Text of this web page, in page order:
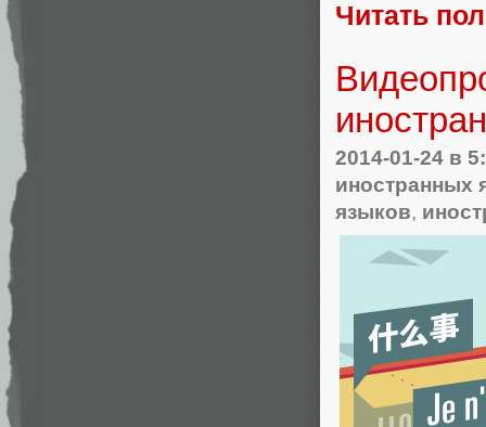
Читать
2014-01-24 в
иностранных
языков,